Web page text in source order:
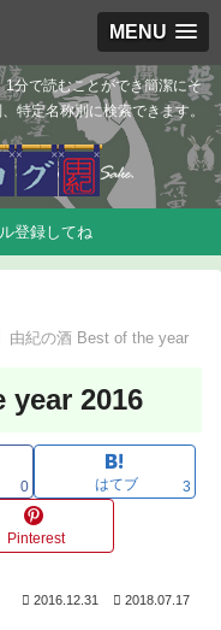
MENU
分で読むことができ簡潔にそ
特定名称別に検索できます。
登録してね
由紀の酒 Best of the year
year 2016
0 はてブ 3
Pinterest
2016.12.31 2018.07.17